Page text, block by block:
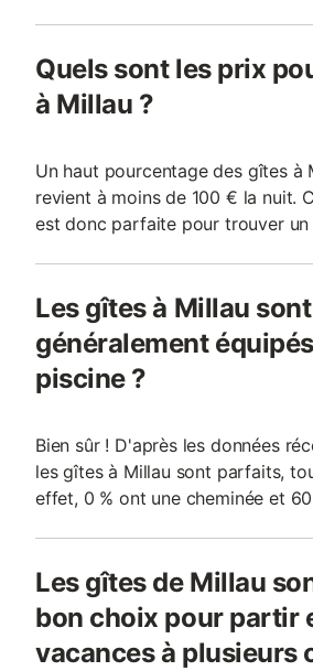
Quels sont les prix
à Millau ?
Un haut pourcentage des gîtes à
revient à moins de 100 € la nuit.
est donc parfaite pour trouver
Les gîtes à Millau
généralement
piscine ?
Bien sûr ! D'après les données
les gîtes à Millau sont parfaits,
effet, 0 % ont une cheminée et
Les gîtes de Millau
bon choix pour partir
vacances à plusieurs